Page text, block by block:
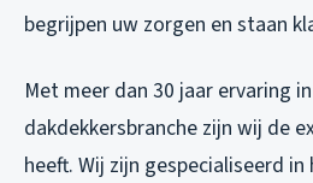
begrijpen uw zorgen en staan
Met meer dan 30 jaar ervaring
dakdekkersbranche zijn wij de
heeft. Wij zijn gespecialiseerd